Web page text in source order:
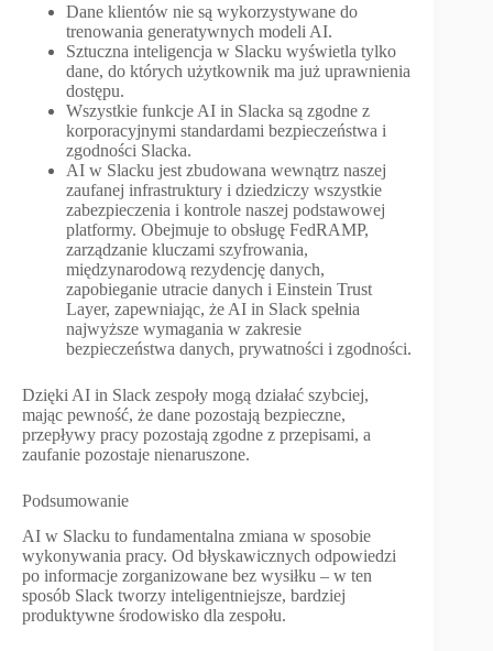
Dane klientów nie są wykorzystywane do
trenowania generatywnych modeli AI.
Sztuczna inteligencja w Slacku wyświetla tylko
dane, do których użytkownik ma już uprawnienia
dostępu.
Wszystkie funkcje AI in Slacka są zgodne z
korporacyjnymi standardami bezpieczeństwa i
zgodności Slacka.
AI w Slacku jest zbudowana wewnątrz naszej
zaufanej infrastruktury i dziedziczy wszystkie
zabezpieczenia i kontrole naszej podstawowej
platformy. Obejmuje to obsługę FedRAMP,
zarządzanie kluczami szyfrowania,
międzynarodową rezydencję danych,
zapobieganie utracie danych i Einstein Trust
Layer, zapewniając, że AI in Slack spełnia
najwyższe wymagania w zakresie
bezpieczeństwa danych, prywatności i zgodności.
Dzięki AI in Slack zespoły mogą działać szybciej,
mając pewność, że dane pozostają bezpieczne,
przepływy pracy pozostają zgodne z przepisami, a
zaufanie pozostaje nienaruszone.
Podsumowanie
AI w Slacku to fundamentalna zmiana w sposobie
wykonywania pracy. Od błyskawicznych odpowiedzi
po informacje zorganizowane bez wysiłku – w ten
sposób Slack tworzy inteligentniejsze, bardziej
produktywne środowisko dla zespołu.